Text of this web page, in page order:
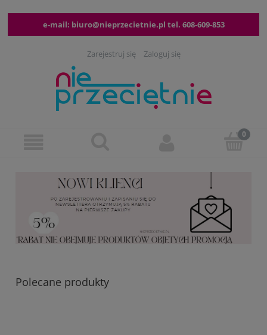
e-mail: biuro@nieprzecietnie.pl tel. 608-609-853
Zarejestruj się Zaloguj się
Polecane produkty